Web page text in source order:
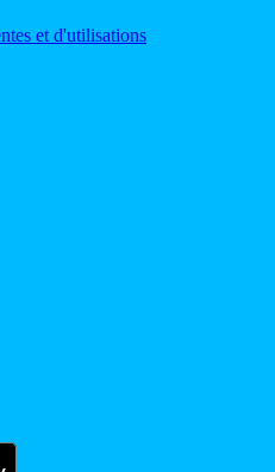
et d'utilisations